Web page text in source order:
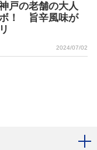
戸の老舗の大人
！ 旨辛風味が
2024/07/02